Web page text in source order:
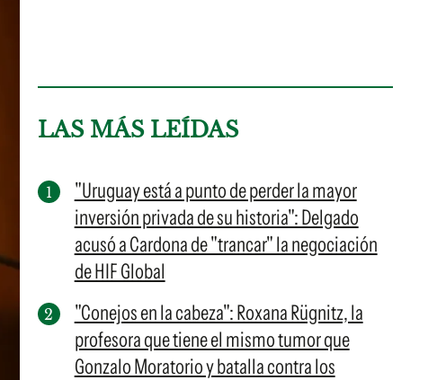
LAS MÁS LEÍDAS
"Uruguay está a punto de perder la mayor
inversión privada de su historia": Delgado
acusó a Cardona de "trancar" la negociación
de HIF Global
"Conejos en la cabeza": Roxana Rügnitz, la
profesora que tiene el mismo tumor que
Gonzalo Moratorio y batalla contra los